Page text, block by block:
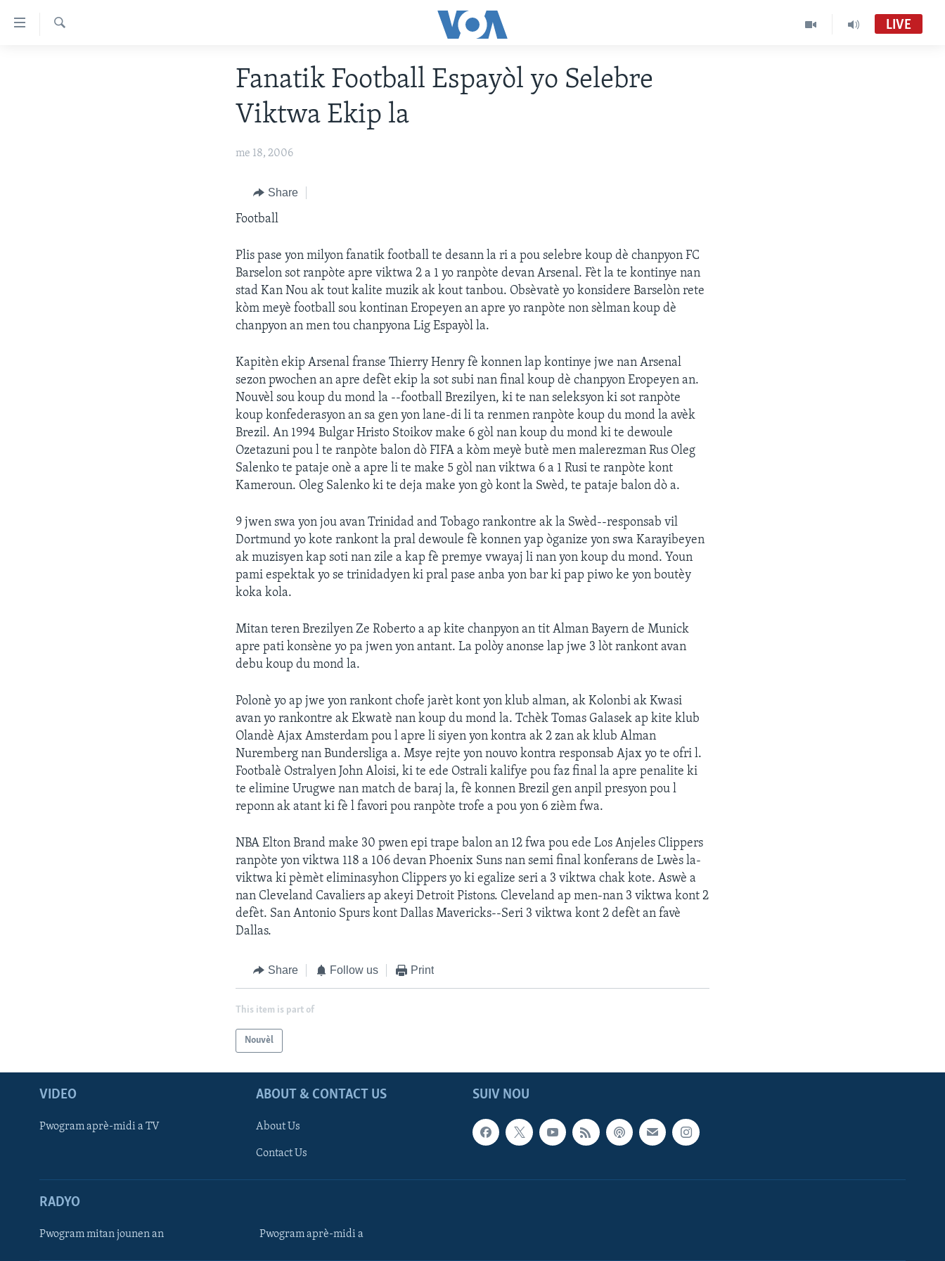
LIVE
Fanatik Football Espayòl yo Selebre
Viktwa Ekip la
me 18, 2006
Share
Football
Plis pase yon milyon fanatik football te desann la ri a pou selebre koup dè chanpyon FC
Barselon sot ranpòte apre viktwa 2 a 1 yo ranpòte devan Arsenal. Fèt la te kontinye nan
stad Kan Nou ak tout kalite muzik ak kout tanbou. Obsèvatè yo konsidere Barselòn rete
kòm meyè football sou kontinan Eropeyen an apre yo ranpòte non sèlman koup dè
chanpyon an men tou chanpyona Lig Espayòl la.
Kapitèn ekip Arsenal franse Thierry Henry fè konnen lap kontinye jwe nan Arsenal
sezon pwochen an apre defèt ekip la sot subi nan final koup dè chanpyon Eropeyen an.
Nouvèl sou koup du mond la --football Brezilyen, ki te nan seleksyon ki sot ranpòte
koup konfederasyon an sa gen yon lane-di li ta renmen ranpòte koup du mond la avèk
Brezil. An 1994 Bulgar Hristo Stoikov make 6 gòl nan koup du mond ki te dewoule
Ozetazuni pou l te ranpòte balon dò FIFA a kòm meyè butè men malerezman Rus Oleg
Salenko te pataje onè a apre li te make 5 gòl nan viktwa 6 a 1 Rusi te ranpòte kont
Kameroun. Oleg Salenko ki te deja make yon gò kont la Swèd, te pataje balon dò a.
9 jwen swa yon jou avan Trinidad and Tobago rankontre ak la Swèd--responsab vil
Dortmund yo kote rankont la pral dewoule fè konnen yap òganize yon swa Karayibeyen
ak muzisyen kap soti nan zile a kap fè premye vwayaj li nan yon koup du mond. Youn
pami espektak yo se trinidadyen ki pral pase anba yon bar ki pap piwo ke yon boutèy
koka kola.
Mitan teren Brezilyen Ze Roberto a ap kite chanpyon an tit Alman Bayern de Munick
apre pati konsène yo pa jwen yon antant. La polòy anonse lap jwe 3 lòt rankont avan
debu koup du mond la.
Polonè yo ap jwe yon rankont chofe jarèt kont yon klub alman, ak Kolonbi ak Kwasi
avan yo rankontre ak Ekwatè nan koup du mond la. Tchèk Tomas Galasek ap kite klub
Olandè Ajax Amsterdam pou l apre li siyen yon kontra ak 2 zan ak klub Alman
Nuremberg nan Bundersliga a. Msye rejte yon nouvo kontra responsab Ajax yo te ofri l.
Footbalè Ostralyen John Aloisi, ki te ede Ostrali kalifye pou faz final la apre penalite ki
te elimine Urugwe nan match de baraj la, fè konnen Brezil gen anpil presyon pou l
reponn ak atant ki fè l favori pou ranpòte trofe a pou yon 6 zièm fwa.
NBA Elton Brand make 30 pwen epi trape balon an 12 fwa pou ede Los Anjeles Clippers
ranpòte yon viktwa 118 a 106 devan Phoenix Suns nan semi final konferans de Lwès la-
viktwa ki pèmèt eliminasyhon Clippers yo ki egalize seri a 3 viktwa chak kote. Aswè a
nan Cleveland Cavaliers ap akeyi Detroit Pistons. Cleveland ap men-nan 3 viktwa kont 2
defèt. San Antonio Spurs kont Dallas Mavericks--Seri 3 viktwa kont 2 defèt an favè
Dallas.
Share Follow us Print
This item is part of
Nouvèl
SUIV NOU
VIDEO
Pwogram aprè-midi a TV
ABOUT & CONTACT US
About Us
Contact Us
RADYO
Pwogram mitan jounen an Pwogram aprè-midi a